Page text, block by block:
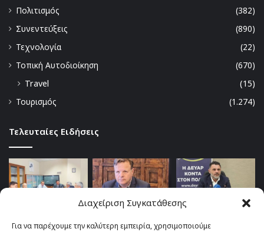
Διαχείριση Συγκατάθεσης
Για να παρέχουμε την καλύτερη εμπειρία, χρησιμοποιούμε
Πολιτισμός
(382)
Συνεντεύξεις
(890)
Τεχνολογία
(22)
Τοπική Αυτοδιοίκηση
(670)
Travel
(15)
Τουρισμός
(1.274)
Τελευταίες Ειδήσεις